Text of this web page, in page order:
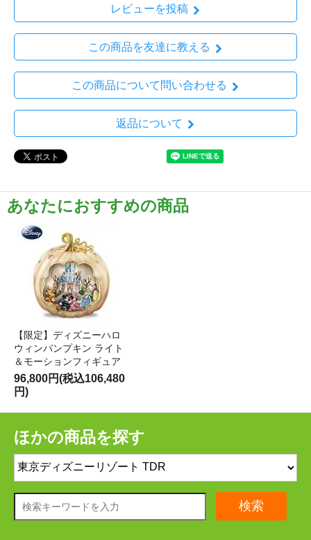
レビューを投稿
この商品を友達に教える
この商品について問い合わせる
返品について
あなたにおすすめの商品
【限定】ディズニーハロ
ウィンパンプキン ライト
＆モーションフィギュア
96,800円(税込106,480
円)
ほかの商品を探す
検索